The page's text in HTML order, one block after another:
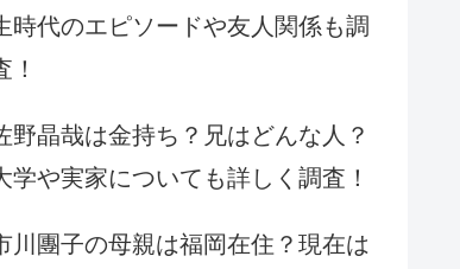
時代のエピソードや友人関係も調
！
野晶哉は金持ち？兄はどんな人？
学や実家についても詳しく調査！
川團子の母親は福岡在住？現在は